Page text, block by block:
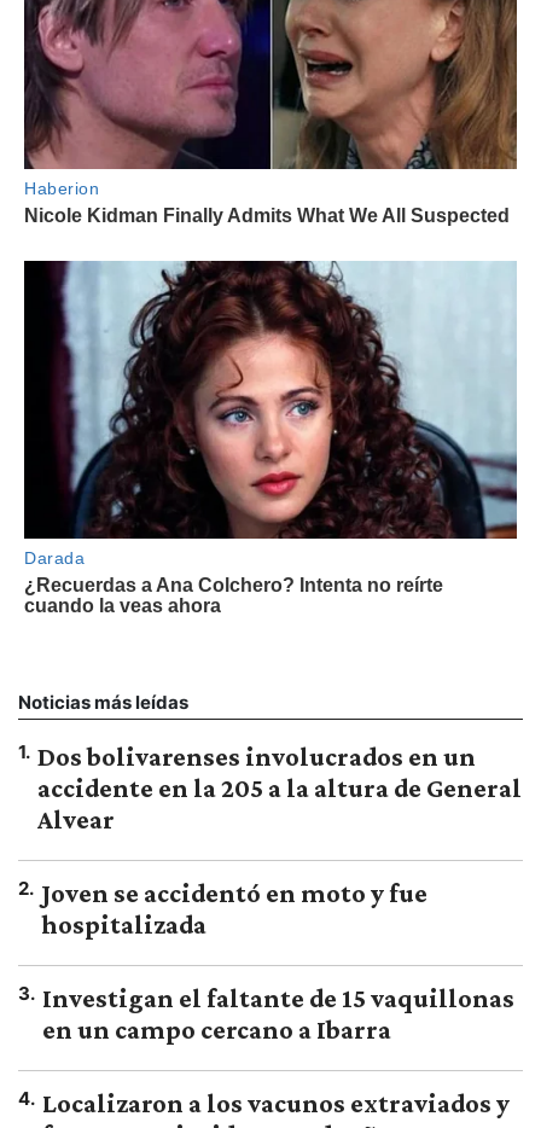
Noticias más leídas
1. Dos bolivarenses involucrados en un
accidente en la 205 a la altura de General
Alvear
2. Joven se accidentó en moto y fue
hospitalizada
3. Investigan el faltante de 15 vaquillonas
en un campo cercano a Ibarra
4. Localizaron a los vacunos extraviados y